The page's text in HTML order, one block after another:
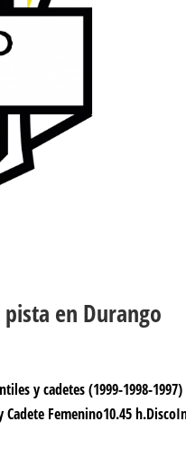
en Durango
y cadetes (1999-1998-
Femenino10.45